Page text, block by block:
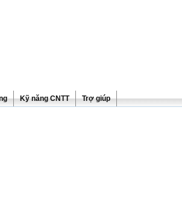
Kỹ năng CNTT Trợ giúp